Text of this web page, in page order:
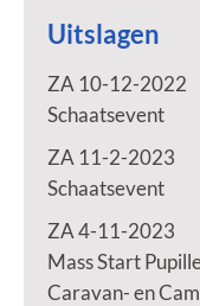
Uitslagen
ZA 10-12-2022
Schaatsevent
ZA 11-2-2023
Schaatsevent
ZA 4-11-2023
Mass Start
Caravan- en